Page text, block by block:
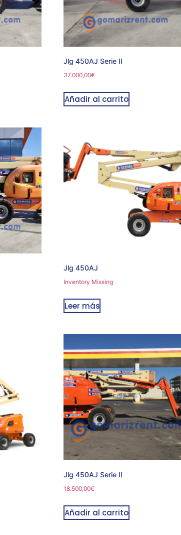
Jlg 450AJ Serie II
37.000,00€
Añadir al carrito
Jlg 450AJ
Inventory Missing
Leer más
Jlg 450AJ Serie II
18.500,00€
Añadir al carrito